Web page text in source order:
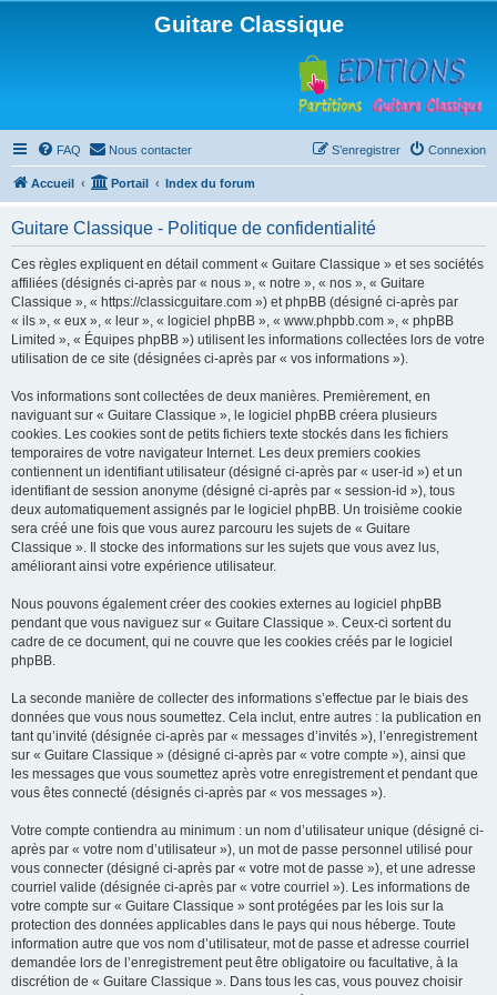
Guitare Classique
FAQ Nous contacter Connexion
S’enregistrer
Accueil Portail Index du forum
Guitare Classique - Politique de confidentialité
Ces règles expliquent en détail comment « Guitare Classique » et ses sociétés
affiliées (désignés ci-après par « nous », « notre », « nos », « Guitare
Classique », « https://classicguitare.com ») et phpBB (désigné ci-après par
« ils », « eux », « leur », « logiciel phpBB », « www.phpbb.com », « phpBB
Limited », « Équipes phpBB ») utilisent les informations collectées lors de votre
utilisation de ce site (désignées ci-après par « vos informations »).
Vos informations sont collectées de deux manières. Premièrement, en
naviguant sur « Guitare Classique », le logiciel phpBB créera plusieurs
cookies. Les cookies sont de petits fichiers texte stockés dans les fichiers
temporaires de votre navigateur Internet. Les deux premiers cookies
contiennent un identifiant utilisateur (désigné ci-après par « user-id ») et un
identifiant de session anonyme (désigné ci-après par « session-id »), tous
deux automatiquement assignés par le logiciel phpBB. Un troisième cookie
sera créé une fois que vous aurez parcouru les sujets de « Guitare
Classique ». Il stocke des informations sur les sujets que vous avez lus,
améliorant ainsi votre expérience utilisateur.
Nous pouvons également créer des cookies externes au logiciel phpBB
pendant que vous naviguez sur « Guitare Classique ». Ceux-ci sortent du
cadre de ce document, qui ne couvre que les cookies créés par le logiciel
phpBB.
La seconde manière de collecter des informations s’effectue par le biais des
données que vous nous soumettez. Cela inclut, entre autres : la publication en
tant qu’invité (désignée ci-après par « messages d’invités »), l’enregistrement
sur « Guitare Classique » (désigné ci-après par « votre compte »), ainsi que
les messages que vous soumettez après votre enregistrement et pendant que
vous êtes connecté (désignés ci-après par « vos messages »).
Votre compte contiendra au minimum : un nom d’utilisateur unique (désigné ci-
après par « votre nom d’utilisateur »), un mot de passe personnel utilisé pour
vous connecter (désigné ci-après par « votre mot de passe »), et une adresse
courriel valide (désignée ci-après par « votre courriel »). Les informations de
votre compte sur « Guitare Classique » sont protégées par les lois sur la
protection des données applicables dans le pays qui nous héberge. Toute
information autre que vos nom d’utilisateur, mot de passe et adresse courriel
demandée lors de l’enregistrement peut être obligatoire ou facultative, à la
discrétion de « Guitare Classique ». Dans tous les cas, vous pouvez choisir